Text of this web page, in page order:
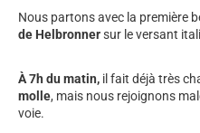
Nous partons avec la première
de Helbronnersur le versant
À 7h du matin, il fait déjà très
molle, mais nous rejoignons
voie.